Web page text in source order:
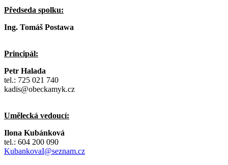
Předseda spolku:
Ing. Tomáš Postawa
Principál:
Petr Halada
tel.: 725 021 740
kadis@obeckamyk.cz
Umělecká vedoucí:
Ilona Kubánková
tel.: 604 200 090
KubankovaI@seznam.cz